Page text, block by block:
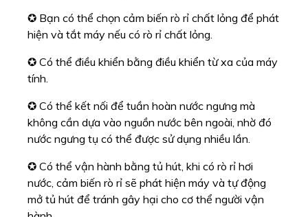
Thông số kỹ thuậtMáy đo ăn mòn
giữa các hạt FY-OST-100:
máy trạm
4
Tấm sưởi
Đơn 500W
Bình giữ
nhiệt
Đường kính 1000mL Φ50mm
Tụ điện
Loại bóng màu 400mm (kẹp ngưng